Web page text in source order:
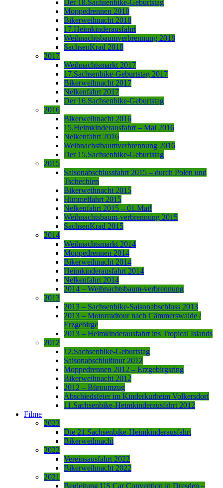
Der 18.Sachsenbike-Geburtstag
Moppedrennen 2018
Bikerweihnacht 2018
17.Heimkinderausfahrt
Weihnachtsbaumverbrennung 2018
SachsenKrad 2018
2017
Weihnachtsmarkt 2017
17.Sachsenbike-Geburtstag 2017
Bikerweihnacht 2017
Nelkenfahrt 2017
Der 16.Sachsenbike-Geburtstag
2016
Bikerweihnacht 2016
15.Heimkinderausfahrt – Mai 2016
Nelkenfahrt 2016
Weihnachstbaumverbrennung 2016
Der 15.Sachsenbike-Geburtstag
2015
Saisonabschlussfahrt 2015 – durch Polen und
Tschechien
Bikerweihnacht 2015
Himmelfahrt 2015
Nelkenfahrt 2015 – 01.Mai!
Weihnachtsbaum-verbrennung 2015
SachsenKrad 2015
2014
Weihnachtsmarkt 2014
Moppedrennen 2014
Bikerweihnacht 2014
Heimkinderausfahrt 2014
Nelkenfahrt 2014
2014 – Weihnachtsbaum-verbrennung
2013
2013 – Sachsenbike-Saisonabschluss 2013
2013 – Motorradtour nach Cämmerswalde /
Erzgebirge
2013 – Heimkinderausfahrt ins Tropical Islands
2012
12.Sachsenbike-Geburtstag
Saisonabschlußtour 2012
Moppedrennen 2012 – Erzgebirgsring
Bikerweihnacht 2012
2012 – Büroumzug
Abschiedsfeier im Kinderkurheim Volkersdorf
11.Sachsenbike-Heimkinderausfahrt 2012
Filme
2023
Die 21.Sachsenbike-Heimkinderausfahrt
Bikerweihnacht
2022
Vereinsausfahrt 2022
Bikerweihnacht 2022
2021
Begleitung US Car Convention in Dresden –